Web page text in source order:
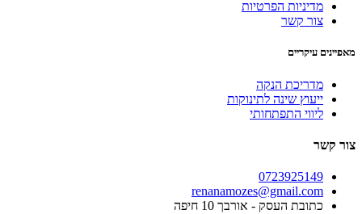
מדיניות הפרטיות
צור קשר
מאפיינים עיקריים
מדריכת הנקה
ייעוץ שינה לתינוקות
ליווי התפתחותי
צור קשר
0723925149
renanamozes@gmail.com
כתובת העסק - אורבך 10 חיפה